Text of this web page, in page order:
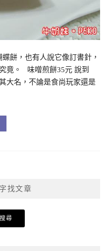
餅，也有人說它像訂書針，
竟。 味噌煎餅35元 說到
大名，不論是食尚玩家還是
找文章